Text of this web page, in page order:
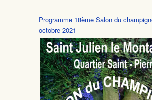
Programme 18ème Salon du
octobre 2021